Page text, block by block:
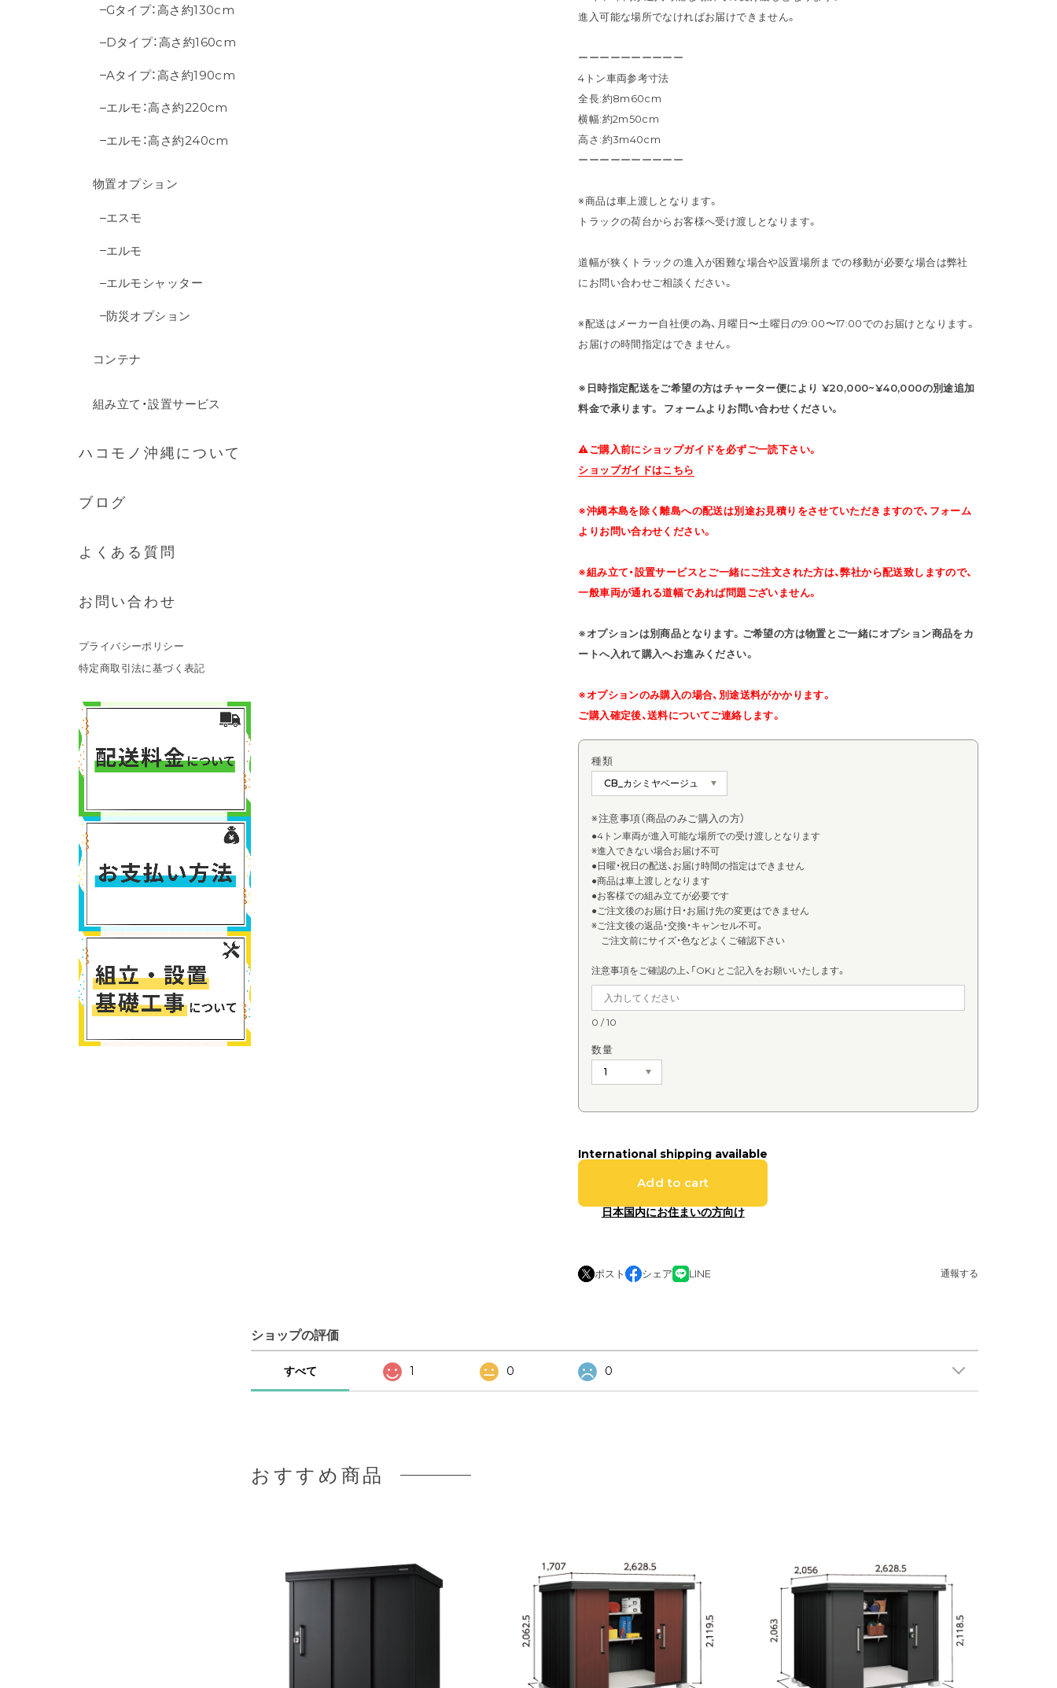
Gタイプ：高さ約130cm
Dタイプ：高さ約160cm
Aタイプ：高さ約190cm
エルモ：高さ約220cm
エルモ：高さ約240cm
物置オプション
エスモ
エルモ
エルモシャッター
防災オプション
コンテナ
組み立て・設置サービス
ハコモノ沖縄について
ブログ
よくある質問
お問い合わせ
プライバシーポリシー
特定商取引法に基づく表記
進入可能な場所でなければお届けできません。
ーーーーーーーーーー
4トン車両参考寸法
全長:約8m60cm
横幅:約2m50cm
高さ:約3m40cm
ーーーーーーーーーー
※商品は車上渡しとなります。
トラックの荷台からお客様へ受け渡しとなります。
道幅が狭くトラックの進入が困難な場合や設置場所までの移動が必要な場合は弊社
にお問い合わせご相談ください。
※配送はメーカー自社便の為、月曜日〜土曜日の9:00〜17:00でのお届けとなります。
お届けの時間指定はできません。
※日時指定配送をご希望の方はチャーター便により ¥20,000~¥40,000の別途追加
料金で承ります。 フォームよりお問い合わせください。
⚠ご購入前にショップガイドを必ずご一読下さい。
ショップガイドはこちら
※沖縄本島を除く離島への配送は別途お見積りをさせていただきますので、フォーム
よりお問い合わせください。
※組み立て・設置サービスとご一緒にご注文された方は、弊社から配送致しますので、
一般車両が通れる道幅であれば問題ございません。
※オプションは別商品となります。ご希望の方は物置とご一緒にオプション商品をカ
ートへ入れて購入へお進みください。
※オプションのみ購入の場合、別途送料がかかります。
ご購入確定後、送料についてご連絡します。
種類
※注意事項（商品のみご購入の方）
●4トン車両が進入可能な場所での受け渡しとなります
※進入できない場合お届け不可
●日曜・祝日の配送、お届け時間の指定はできません
●商品は車上渡しとなります
●お客様での組み立てが必要です
●ご注文後のお届け日・お届け先の変更はできません
※ご注文後の返品・交換・キャンセル不可。
ご注文前にサイズ・色などよくご確認下さい
注意事項をご確認の上、「OK」とご記入をお願いいたします。
0 /10
数量
International shipping available
Add to cart
日本国内にお住まいの方向け
ポスト シェア LINE 通報する
ショップの評価
すべて 1 0 0
おすすめ商品